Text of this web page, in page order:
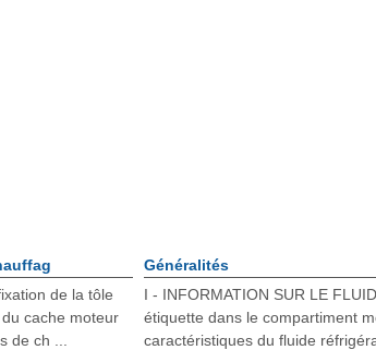
de la tôle
cache moteur
de ch ...
Généralités
I - INFORMATION SUR LE
étiquette dans le compartiment
caractéristiques du fluide